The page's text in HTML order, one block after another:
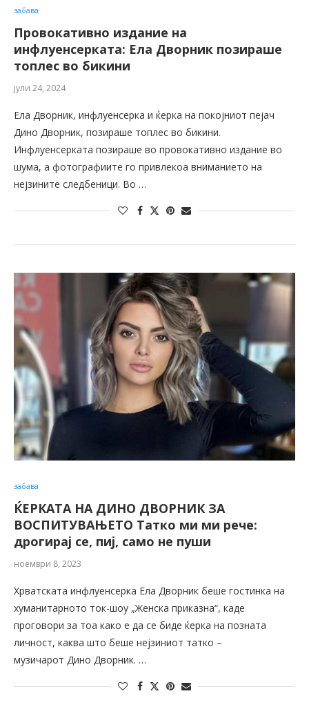
забава
Провокативно издание на
инфлуенсерката: Ела Дворник позираше
топлес во бикини
јули 24, 2024
Ела Дворник, инфлуенсерка и ќерка на покојниот пејач
Дино Дворник, позираше топлес во бикини.
Инфлуенсерката позираше во провокативно издание во
шума, а фотографиите го привлекоа вниманието на
нејзините следбеници. Во …
забава
ЌЕРКАТА НА ДИНО ДВОРНИК ЗА
ВОСПИТУВАЊЕТО Татко ми ми рече:
дрогирај се, пиј, само не пуши
ноември 8, 2023
Хрватската инфлуенсерка Ела Дворник беше гостинка на
хуманитарното ток-шоу „Женска приказна“, каде
проговори за тоа како е да се биде ќерка на позната
личност, каква што беше нејзиниот татко –
музичарот Дино Дворник. …